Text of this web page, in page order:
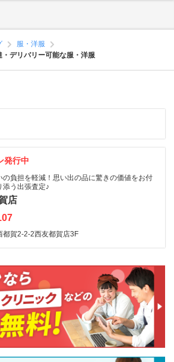
服・洋服
デリバリー可能な服・洋服
発行中
の負担を軽減！思い出の品に驚きの価値をお付
う出張査定♪
店
都賀2-2-2西友都賀店3F